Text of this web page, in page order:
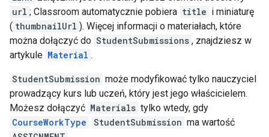
url ; Classroom automatycznie pobiera title i miniaturę
( thumbnailUrl ). Więcej informacji o materiałach, które
można dołączyć do StudentSubmissions , znajdziesz w
artykule Material .
StudentSubmission może modyfikować tylko nauczyciel
prowadzący kurs lub uczeń, który jest jego właścicielem.
Możesz dołączyć Materials tylko wtedy, gdy
CourseWorkType
StudentSubmission ma wartość